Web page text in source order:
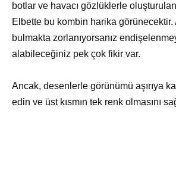
botlar ve havacı gözlüklerle
Elbette bu kombin harika
bulmakta zorlanıyorsanız
alabileceğiniz pek çok fikir var.
Ancak, desenlerle görünümü aşırıya
edin ve üst kısmın tek renk olmasını